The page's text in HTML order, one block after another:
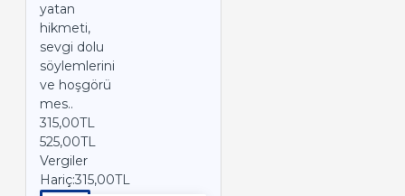
yatan
hikmeti,
sevgi dolu
söylemlerini
ve hoşgörü
mes..
315,00TL
525,00TL
Vergiler
Hariç:315,00TL